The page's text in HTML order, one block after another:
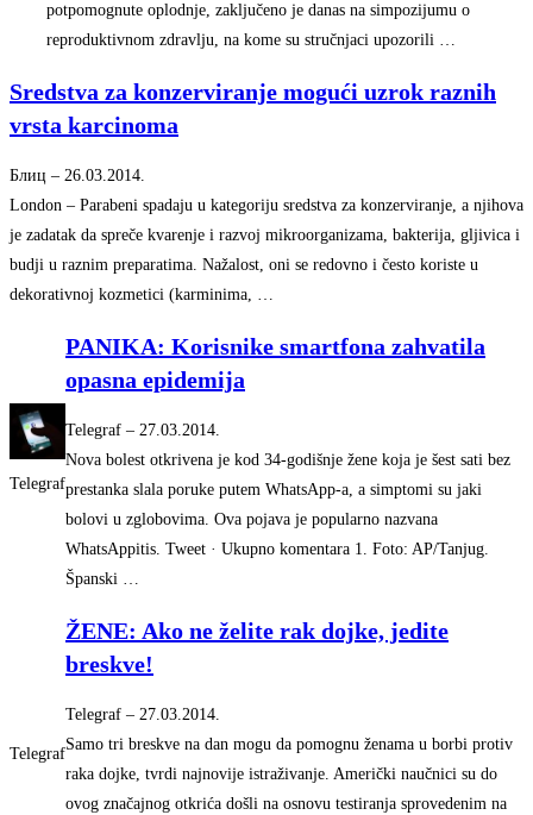
potpomognute oplodnje, zaključeno je danas na simpozijumu o
reproduktivnom zdravlju, na kome su stručnjaci upozorili …
Sredstva za konzerviranje mogući uzrok raznih
vrsta karcinoma
Блиц – ‎26.03.2014.‎
London – Parabeni spadaju u kategoriju sredstva za konzerviranje, a njihova
je zadatak da spreče kvarenje i razvoj mikroorganizama, bakterija, gljivica i
budji u raznim preparatima. Nažalost, oni se redovno i često koriste u
dekorativnoj kozmetici (karminima, …
Telegraf
PANIKA: Korisnike smartfona zahvatila
opasna epidemija
Telegraf – ‎27.03.2014.‎
Nova bolest otkrivena je kod 34-godišnje žene koja je šest sati bez
prestanka slala poruke putem WhatsApp-a, a simptomi su jaki
bolovi u zglobovima. Ova pojava je popularno nazvana
WhatsAppitis. Tweet · Ukupno komentara 1. Foto: AP/Tanjug.
Španski …
Telegraf
ŽENE: Ako ne želite rak dojke, jedite
breskve!
Telegraf – ‎27.03.2014.‎
Samo tri breskve na dan mogu da pomognu ženama u borbi protiv
raka dojke, tvrdi najnovije istraživanje. Američki naučnici su do
ovog značajnog otkrića došli na osnovu testiranja sprovedenim na